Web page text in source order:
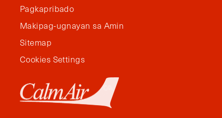
Pagkapribado
Makipag-ugnayan sa Amin
Sitemap
Cookies Settings